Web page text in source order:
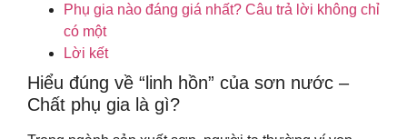
Phụ gia nào đáng giá nhất? Câu trả lời không chỉ
có một
Lời kết
Hiểu đúng về “linh hồn” của sơn nước –
Chất phụ gia là gì?